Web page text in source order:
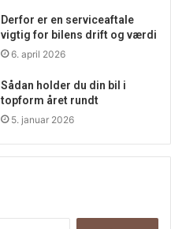
Derfor er en serviceaftale
vigtig for bilens drift og værdi
6. april 2026
Sådan holder du din bil i
topform året rundt
5. januar 2026